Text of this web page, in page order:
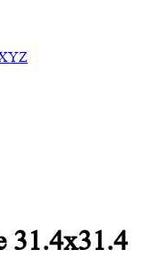
YZ
31.4х31.4